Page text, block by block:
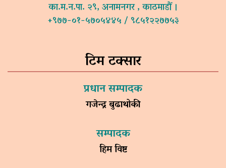
का.म.न.पा. २९, अनामनगर , काठमाडौं ।
+९७७-०१-५७०५४४५ / ९८५१२२७७५३
टिम टक्सार
प्रधान सम्पादक
गजेन्द्र बुढाथोकी
सम्पादक
हिम विष्ट